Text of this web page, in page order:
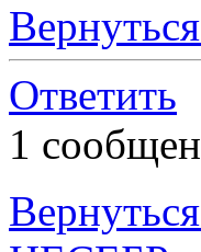
Ответить
1